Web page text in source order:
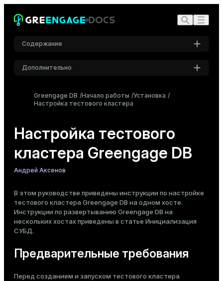
Содержание
Отключение SELinux (CentOS)
Редактирование sysctl.conf
Создание административного пользователя
Greengage DB
Включение беспарольного SSH
Создание тестового кластера
(Опционально) Клонирование репозитория
Greengage DB и установка зависимостей
Запуск тестового кластера
Дополнительно
Шрифт
Шрифт кода
Roboto Mono
Размер шрифта
Средний
Greengage DB Начало работы
Установка
Настройка тестового кластера
Настройка тестового
кластера Greengage DB
Андрей Аксенов
В этом руководстве приведены инструкции по настройке
тестового кластера Greengage DB на одном хосте.
Инструкции по развертыванию Greengage DB на
нескольких хостах приведены в статье Инициализация
СУБД.
Предварительные требования
Перед созданием и запуском тестового кластера